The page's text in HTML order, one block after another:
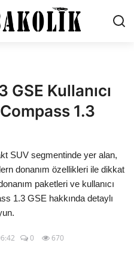
GSE Kullanıcı
1.3
SUV segmentinde yer alan,
donanım özellikleri ile dikkat
paketleri ve kullanıcı
1.3 GSE hakkında detaylı
0 670